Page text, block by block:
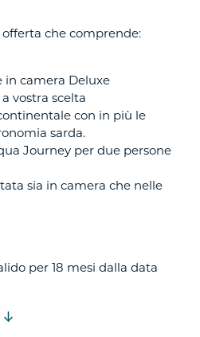
che comprende:
in camera Deluxe
vostra scelta
con in più le
sarda.
Journey per due persone
sia in camera che nelle
per 18 mesi dalla data